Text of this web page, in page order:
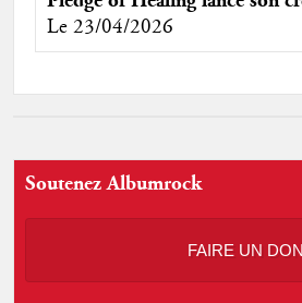
Le 23/04/2026
Soutenez Albumrock
FAIRE UN DON